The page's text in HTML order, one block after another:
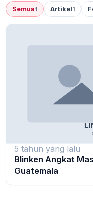
Semua1 Artikel1
5 tahun yang lalu
Blinken Angkat
Guatemala